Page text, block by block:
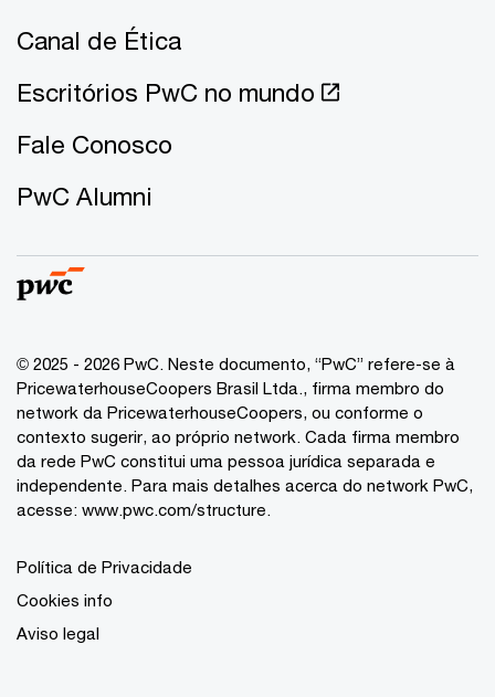
Canal de Ética
Escritórios PwC no mundo
Fale Conosco
PwC Alumni
© 2025 - 2026 PwC. Neste documento, “PwC” refere-se à
PricewaterhouseCoopers Brasil Ltda., firma membro do
network da PricewaterhouseCoopers, ou conforme o
contexto sugerir, ao próprio network. Cada firma membro
da rede PwC constitui uma pessoa jurídica separada e
independente. Para mais detalhes acerca do network PwC,
acesse: www.pwc.com/structure.
Política de Privacidade
Cookies info
Aviso legal